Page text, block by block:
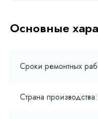
Основные
Сроки ремонтных
Страна производства: